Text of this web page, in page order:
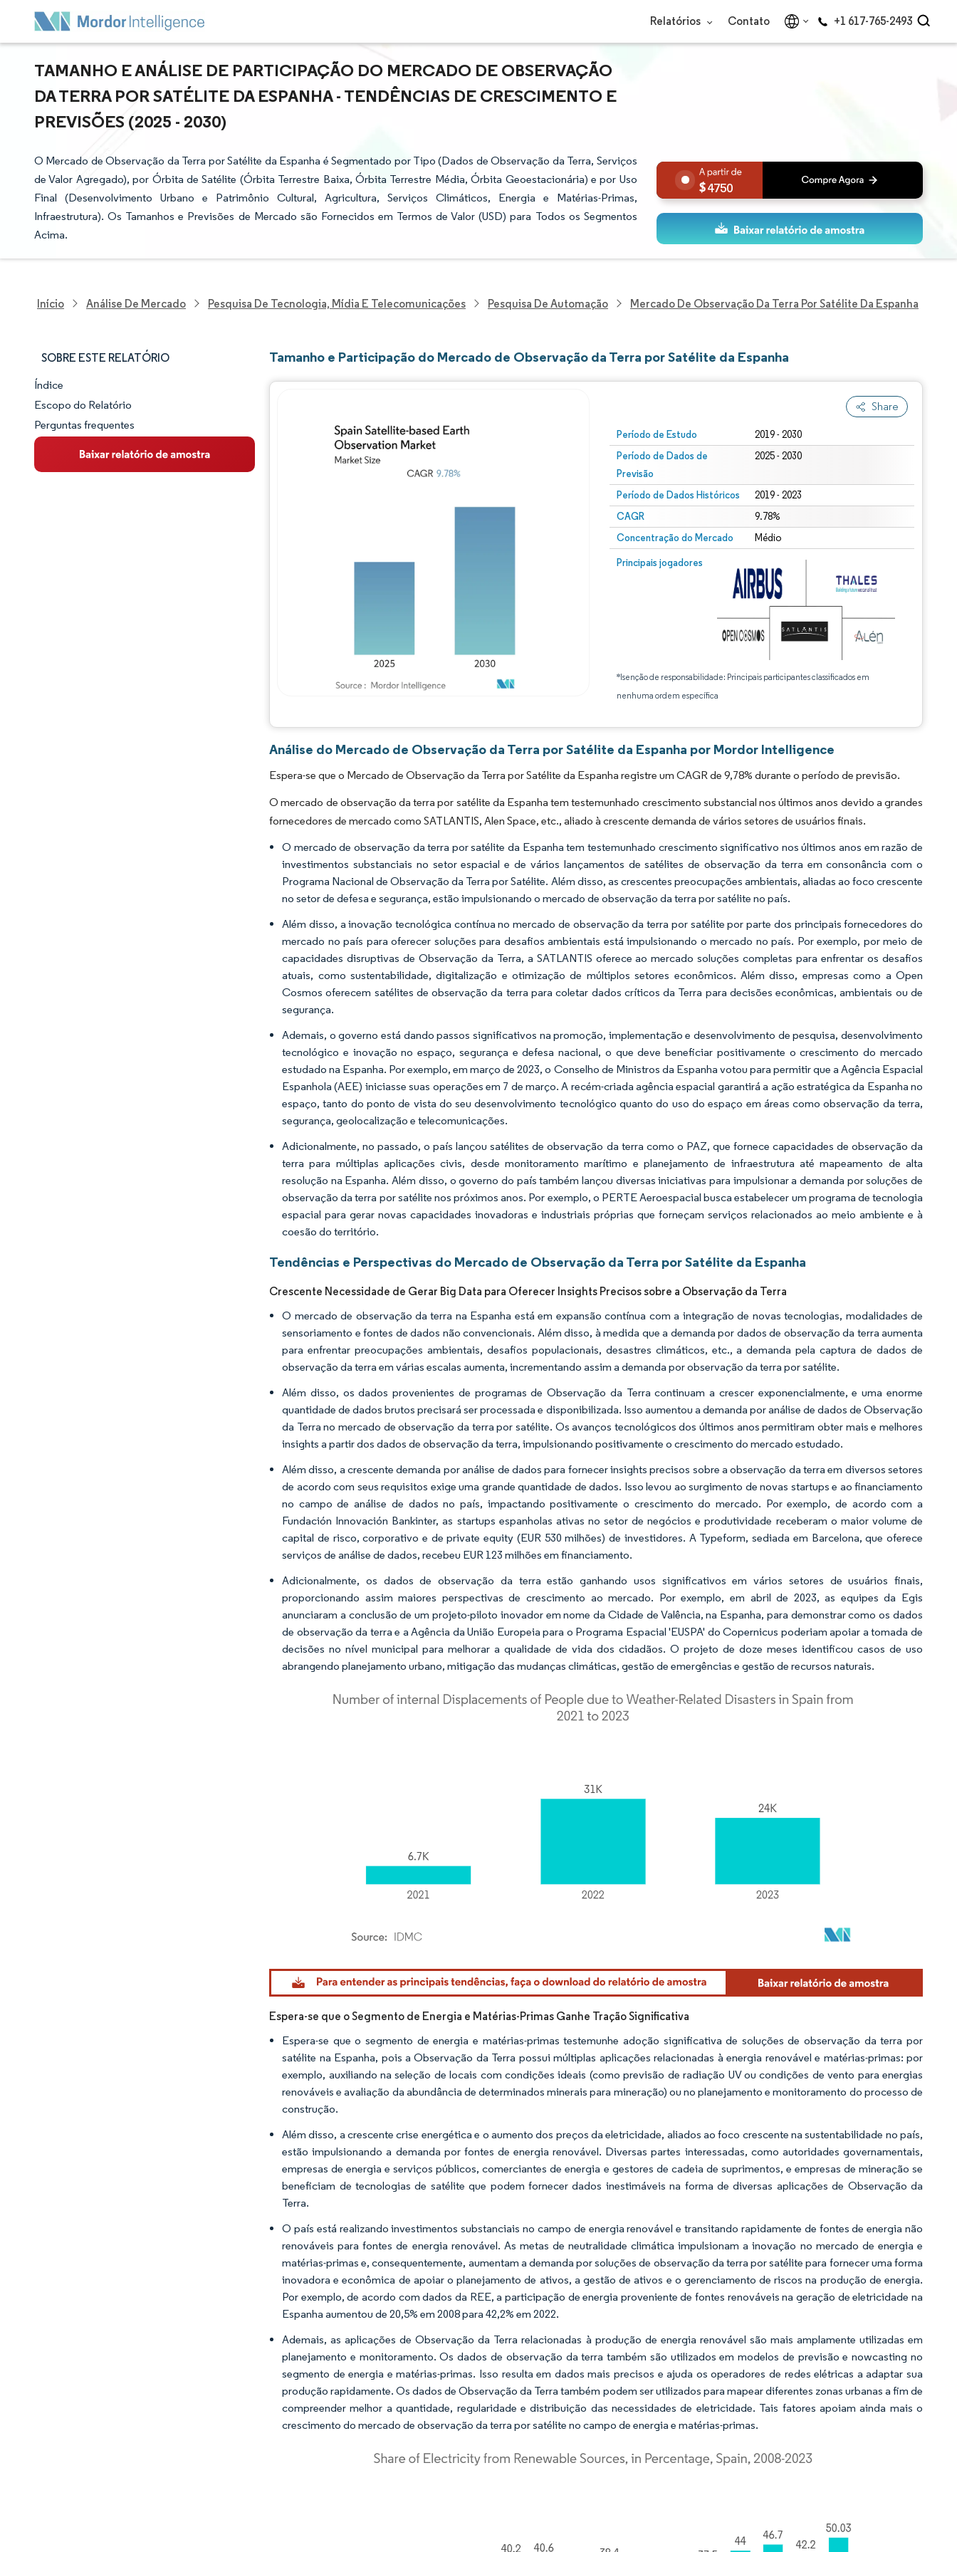
Relatórios Contato +1 617-765-2493
TAMANHO E ANÁLISE DE PARTICIPAÇÃO DO MERCADO DE OBSERVAÇÃO
DA TERRA POR SATÉLITE DA ESPANHA - TENDÊNCIAS DE CRESCIMENTO E
PREVISÕES (2025 - 2030)
O Mercado de Observação da Terra por Satélite da Espanha é Segmentado por Tipo (Dados de Observação da Terra, Serviços
de Valor Agregado), por Órbita de Satélite (Órbita Terrestre Baixa, Órbita Terrestre Média, Órbita Geoestacionária) e por Uso
Final (Desenvolvimento Urbano e Patrimônio Cultural, Agricultura, Serviços Climáticos, Energia e Matérias-Primas,
Infraestrutura). Os Tamanhos e Previsões de Mercado são Fornecidos em Termos de Valor (USD) para Todos os Segmentos
Acima.
4750
Início Análise De Mercado Pesquisa De Tecnologia, Mídia E Telecomunicações Pesquisa De Automação Mercado De Observação Da Terra Por Satélite Da Espanha
SOBRE ESTE RELATÓRIO
Panorama do Mercado
Visão Geral do Mercado
Principais Tendências de Mercado
Índice
Escopo do Relatório
Perguntas frequentes
Tamanho e Participação do Mercado de Observação da Terra por Satélite da Espanha
Share
Período de Estudo 2019 - 2030
Período de Dados de
Previsão
2025 - 2030
Período de Dados Históricos 2019 - 2023
CAGR 9.78%
Concentração do Mercado Médio
Principais jogadores
*Isenção de responsabilidade: Principais participantes classificados em
nenhuma ordem específica
Análise do Mercado de Observação da Terra por Satélite da Espanha por Mordor Intelligence
Espera-se que o Mercado de Observação da Terra por Satélite da Espanha registre um CAGR de 9,78% durante o período de previsão.
O mercado de observação da terra por satélite da Espanha tem testemunhado crescimento substancial nos últimos anos devido a grandes
fornecedores de mercado como SATLANTIS, Alen Space, etc., aliado à crescente demanda de vários setores de usuários finais.
O mercado de observação da terra por satélite da Espanha tem testemunhado crescimento significativo nos últimos anos em razão de
investimentos substanciais no setor espacial e de vários lançamentos de satélites de observação da terra em consonância com o
Programa Nacional de Observação da Terra por Satélite. Além disso, as crescentes preocupações ambientais, aliadas ao foco crescente
no setor de defesa e segurança, estão impulsionando o mercado de observação da terra por satélite no país.
Além disso, a inovação tecnológica contínua no mercado de observação da terra por satélite por parte dos principais fornecedores do
mercado no país para oferecer soluções para desafios ambientais está impulsionando o mercado no país. Por exemplo, por meio de
capacidades disruptivas de Observação da Terra, a SATLANTIS oferece ao mercado soluções completas para enfrentar os desafios
atuais, como sustentabilidade, digitalização e otimização de múltiplos setores econômicos. Além disso, empresas como a Open
Cosmos oferecem satélites de observação da terra para coletar dados críticos da Terra para decisões econômicas, ambientais ou de
segurança.
Ademais, o governo está dando passos significativos na promoção, implementação e desenvolvimento de pesquisa, desenvolvimento
tecnológico e inovação no espaço, segurança e defesa nacional, o que deve beneficiar positivamente o crescimento do mercado
estudado na Espanha. Por exemplo, em março de 2023, o Conselho de Ministros da Espanha votou para permitir que a Agência Espacial
Espanhola (AEE) iniciasse suas operações em 7 de março. A recém-criada agência espacial garantirá a ação estratégica da Espanha no
espaço, tanto do ponto de vista do seu desenvolvimento tecnológico quanto do uso do espaço em áreas como observação da terra,
segurança, geolocalização e telecomunicações.
Adicionalmente, no passado, o país lançou satélites de observação da terra como o PAZ, que fornece capacidades de observação da
terra para múltiplas aplicações civis, desde monitoramento marítimo e planejamento de infraestrutura até mapeamento de alta
resolução na Espanha. Além disso, o governo do país também lançou diversas iniciativas para impulsionar a demanda por soluções de
observação da terra por satélite nos próximos anos. Por exemplo, o PERTE Aeroespacial busca estabelecer um programa de tecnologia
espacial para gerar novas capacidades inovadoras e industriais próprias que forneçam serviços relacionados ao meio ambiente e à
coesão do território.
Tendências e Perspectivas do Mercado de Observação da Terra por Satélite da Espanha
Crescente Necessidade de Gerar Big Data para Oferecer Insights Precisos sobre a Observação da Terra
O mercado de observação da terra na Espanha está em expansão contínua com a integração de novas tecnologias, modalidades de
sensoriamento e fontes de dados não convencionais. Além disso, à medida que a demanda por dados de observação da terra aumenta
para enfrentar preocupações ambientais, desafios populacionais, desastres climáticos, etc., a demanda pela captura de dados de
observação da terra em várias escalas aumenta, incrementando assim a demanda por observação da terra por satélite.
Além disso, os dados provenientes de programas de Observação da Terra continuam a crescer exponencialmente, e uma enorme
quantidade de dados brutos precisará ser processada e disponibilizada. Isso aumentou a demanda por análise de dados de Observação
da Terra no mercado de observação da terra por satélite. Os avanços tecnológicos dos últimos anos permitiram obter mais e melhores
insights a partir dos dados de observação da terra, impulsionando positivamente o crescimento do mercado estudado.
Além disso, a crescente demanda por análise de dados para fornecer insights precisos sobre a observação da terra em diversos setores
de acordo com seus requisitos exige uma grande quantidade de dados. Isso levou ao surgimento de novas startups e ao financiamento
no campo de análise de dados no país, impactando positivamente o crescimento do mercado. Por exemplo, de acordo com a
Fundación Innovación Bankinter, as startups espanholas ativas no setor de negócios e produtividade receberam o maior volume de
capital de risco, corporativo e de private equity (EUR 530 milhões) de investidores. A Typeform, sediada em Barcelona, que oferece
serviços de análise de dados, recebeu EUR 123 milhões em financiamento.
Adicionalmente, os dados de observação da terra estão ganhando usos significativos em vários setores de usuários finais,
proporcionando assim maiores perspectivas de crescimento ao mercado. Por exemplo, em abril de 2023, as equipes da Egis
anunciaram a conclusão de um projeto-piloto inovador em nome da Cidade de Valência, na Espanha, para demonstrar como os dados
de observação da terra e a Agência da União Europeia para o Programa Espacial 'EUSPA' do Copernicus poderiam apoiar a tomada de
decisões no nível municipal para melhorar a qualidade de vida dos cidadãos. O projeto de doze meses identificou casos de uso
abrangendo planejamento urbano, mitigação das mudanças climáticas, gestão de emergências e gestão de recursos naturais.
Imagem © Mordor Intelligence. O reuso requer atribuição conforme CC BY 4.0.
Espera-se que o Segmento de Energia e Matérias-Primas Ganhe Tração Significativa
Espera-se que o segmento de energia e matérias-primas testemunhe adoção significativa de soluções de observação da terra por
satélite na Espanha, pois a Observação da Terra possui múltiplas aplicações relacionadas à energia renovável e matérias-primas: por
exemplo, auxiliando na seleção de locais com condições ideais (como previsão de radiação UV ou condições de vento para energias
renováveis e avaliação da abundância de determinados minerais para mineração) ou no planejamento e monitoramento do processo de
construção.
Além disso, a crescente crise energética e o aumento dos preços da eletricidade, aliados ao foco crescente na sustentabilidade no país,
estão impulsionando a demanda por fontes de energia renovável. Diversas partes interessadas, como autoridades governamentais,
empresas de energia e serviços públicos, comerciantes de energia e gestores de cadeia de suprimentos, e empresas de mineração se
beneficiam de tecnologias de satélite que podem fornecer dados inestimáveis na forma de diversas aplicações de Observação da
Terra.
O país está realizando investimentos substanciais no campo de energia renovável e transitando rapidamente de fontes de energia não
renováveis para fontes de energia renovável. As metas de neutralidade climática impulsionam a inovação no mercado de energia e
matérias-primas e, consequentemente, aumentam a demanda por soluções de observação da terra por satélite para fornecer uma forma
inovadora e econômica de apoiar o planejamento de ativos, a gestão de ativos e o gerenciamento de riscos na produção de energia.
Por exemplo, de acordo com dados da REE, a participação de energia proveniente de fontes renováveis na geração de eletricidade na
Espanha aumentou de 20,5% em 2008 para 42,2% em 2022.
Ademais, as aplicações de Observação da Terra relacionadas à produção de energia renovável são mais amplamente utilizadas em
planejamento e monitoramento. Os dados de observação da terra também são utilizados em modelos de previsão e nowcasting no
segmento de energia e matérias-primas. Isso resulta em dados mais precisos e ajuda os operadores de redes elétricas a adaptar sua
produção rapidamente. Os dados de Observação da Terra também podem ser utilizados para mapear diferentes zonas urbanas a fim de
compreender melhor a quantidade, regularidade e distribuição das necessidades de eletricidade. Tais fatores apoiam ainda mais o
crescimento do mercado de observação da terra por satélite no campo de energia e matérias-primas.